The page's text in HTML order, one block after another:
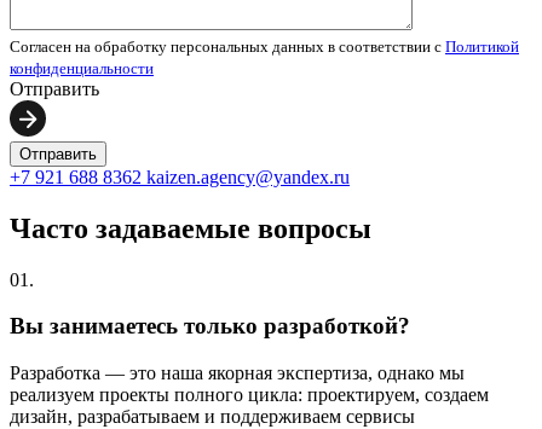
Согласен на обработку персональных данных в соответствии с Политикой
конфиденциальности
Отправить
+7 921 688 8362 kaizen.agency@yandex.ru
Часто задаваемые вопросы
01.
Вы занимаетесь только разработкой?
Разработка — это наша якорная экспертиза, однако мы
реализуем проекты полного цикла: проектируем, создаем
дизайн, разрабатываем и поддерживаем сервисы